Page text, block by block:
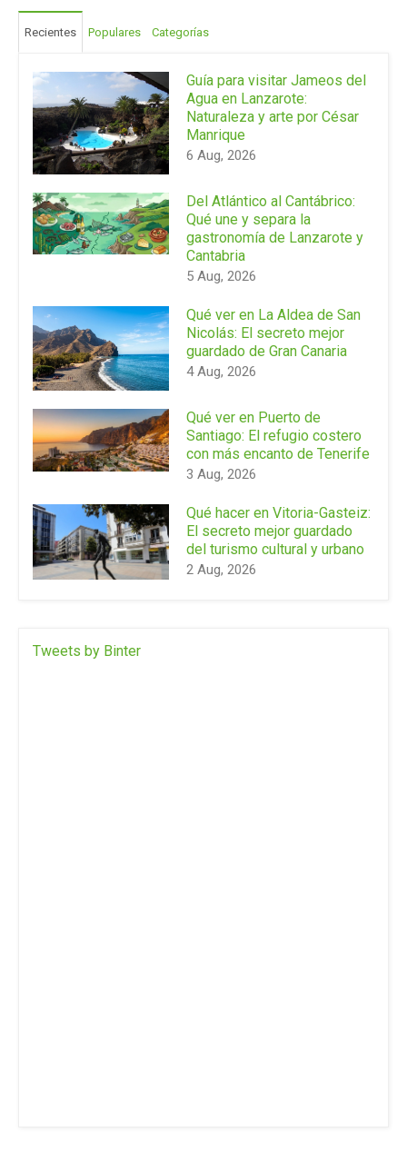
Recientes Populares Categorías
Guía para visitar Jameos del
Agua en Lanzarote:
Naturaleza y arte por César
Manrique
6 Aug, 2026
Del Atlántico al Cantábrico:
Qué une y separa la
gastronomía de Lanzarote y
Cantabria
5 Aug, 2026
Qué ver en La Aldea de San
Nicolás: El secreto mejor
guardado de Gran Canaria
4 Aug, 2026
Qué ver en Puerto de
Santiago: El refugio costero
con más encanto de Tenerife
3 Aug, 2026
Qué hacer en Vitoria-Gasteiz:
El secreto mejor guardado
del turismo cultural y urbano
2 Aug, 2026
Tweets by Binter